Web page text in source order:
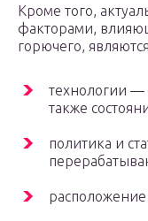
Кроме того,
факторами,
горючего,
технологии —
также
политика и